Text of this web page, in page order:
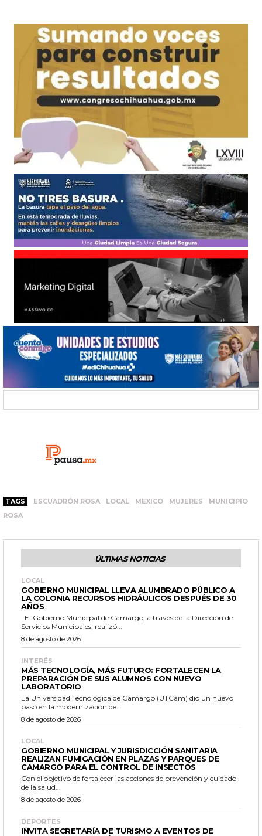
TAGS ESCUADRÓN ROSA LOCAL MEXICO MUJERES
MUNICIPIO
ROSA
ÚLTIMAS NOTICIAS
LOCAL
GOBIERNO MUNICIPAL LLEVA ALUMBRADO PÚBLICO A
LA COLONIA RECURSOS HIDRÁULICOS DESPUÉS DE 30
AÑOS
Servicios Municipales, realizó...
8 de agosto de 2026
INTERÉS
MÁS TECNOLOGÍA, MÁS FUTURO: FORTALECEN LA
PREPARACIÓN DE SUS ALUMNOS CON NUEVO
LABORATORIO
La Universidad Tecnológica de Camargo (UTCam) dio un nuevo
paso en la modernización de...
8 de agosto de 2026
LOCAL
GOBIERNO MUNICIPAL Y JURISDICCIÓN SANITARIA
REALIZAN FUMIGACIÓN EN PLAZAS Y PARQUES DE
CAMARGO PARA EL CONTROL DE INSECTOS
Con el objetivo de fortalecer las acciones de prevención y cuidado
de la salud...
8 de agosto de 2026
DEPORTES
INVITA SECRETARÍA DE TURISMO A EVENTOS DE